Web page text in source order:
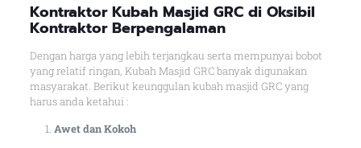
Kontraktor Kubah Masjid GRC di Oksibil
Kontraktor Berpengalaman
Dengan harga yang lebih terjangkau serta mempunyai bobot
yang relatif ringan, Kubah Masjid GRC banyak digunakan
masyarakat. Berikut keunggulan kubah masjid GRC yang
harus anda ketahui :
Awet dan Kokoh